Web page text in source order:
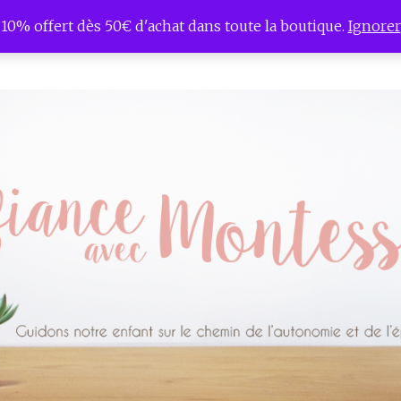
10% offert dès 50€ d'achat dans toute la boutique. Ignorer